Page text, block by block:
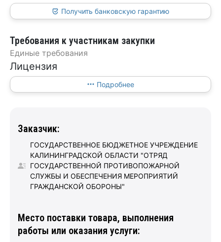
Получить банковскую гарантию
Требования к участникам закупки
Единые требования
Лицензия
Подробнее
Заказчик:
ГОСУДАРСТВЕННОЕ БЮДЖЕТНОЕ УЧРЕЖДЕНИЕ
КАЛИНИНГРАДСКОЙ ОБЛАСТИ "ОТРЯД
ГОСУДАРСТВЕННОЙ ПРОТИВОПОЖАРНОЙ
СЛУЖБЫ И ОБЕСПЕЧЕНИЯ МЕРОПРИЯТИЙ
ГРАЖДАНСКОЙ ОБОРОНЫ"
Место поставки товара, выполнения
работы или оказания услуги: